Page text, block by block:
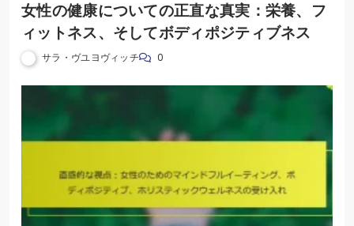
女性の健康についての正直な真実：栄養、フ
ィットネス、そしてボディポジティブネス
サラ・ヴユヨヴィッチ 0